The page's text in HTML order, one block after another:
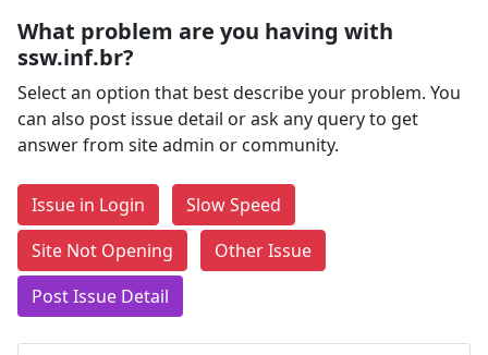
What problem are you having with
ssw.inf.br?
Select an option that best describe your problem. You
can also post issue detail or ask any query to get
answer from site admin or community.
Issue in Login
Slow Speed
Site Not Opening
Other Issue
Post Issue Detail